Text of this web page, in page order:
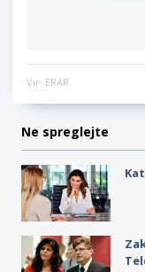
Vir: ERAR
Ne spreglejte